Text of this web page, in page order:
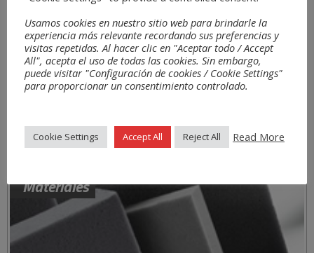
Materiales
Usamos cookies en nuestro sitio web para brindarle la
experiencia más relevante recordando sus preferencias y
visitas repetidas. Al hacer clic en "Aceptar todo / Accept
All", acepta el uso de todas las cookies. Sin embargo,
puede visitar "Configuración de cookies / Cookie Settings"
para proporcionar un consentimiento controlado.
Cookie Settings Accept All Reject All Read More